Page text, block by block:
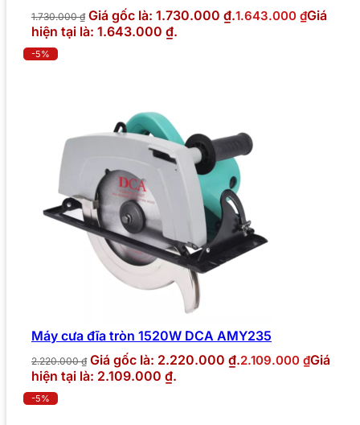
1.730.000₫ Giá gốc là: 1.730.000 ₫.1.643.000 ₫Giá
hiện tại là: 1.643.000 ₫.
-5%
Máy cưa đĩa tròn 1520W DCA AMY235
2.220.000₫ Giá gốc là: 2.220.000 ₫.2.109.000 ₫Giá
hiện tại là: 2.109.000 ₫.
-5%